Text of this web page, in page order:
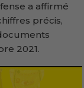
a affirmé
précis,
2021.